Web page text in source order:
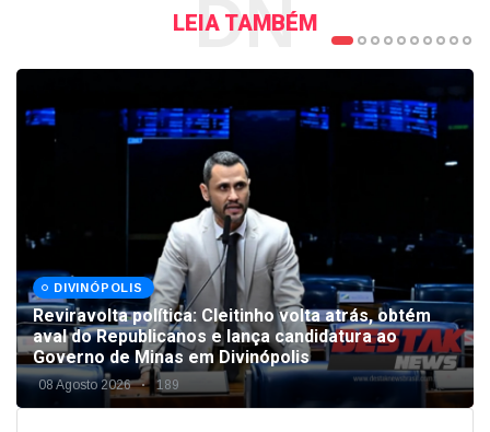
LEIA TAMBÉM
DN
DIVINÓPOLIS
Reviravolta política: Cleitinho volta atrás, obtém
aval do Republicanos e lança candidatura ao
Governo de Minas em Divinópolis
08 Agosto 2026 189